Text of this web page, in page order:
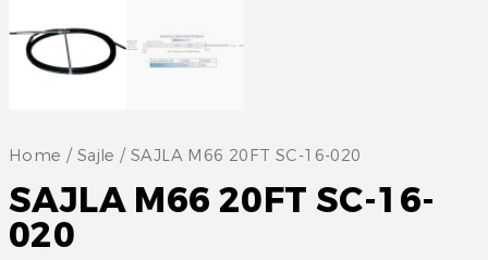
Home / Sajle / SAJLA M66 20FT SC-16-020
SAJLA M66 20FT SC-16-
020